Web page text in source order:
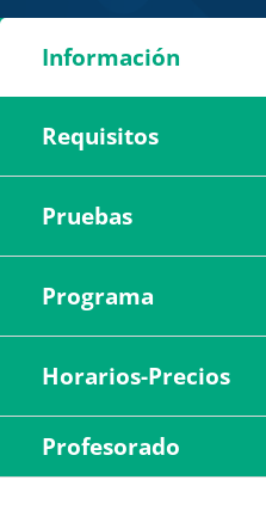
Información
Requisitos
Pruebas
Programa
Horarios-Precios
Profesorado